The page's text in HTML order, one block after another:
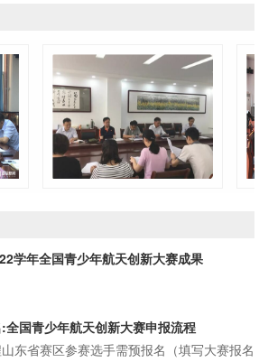
学年全国青少年航天创新大赛成果
全国青少年航天创新大赛申报流程
东省赛区参赛选手需预报名（填写大赛报名